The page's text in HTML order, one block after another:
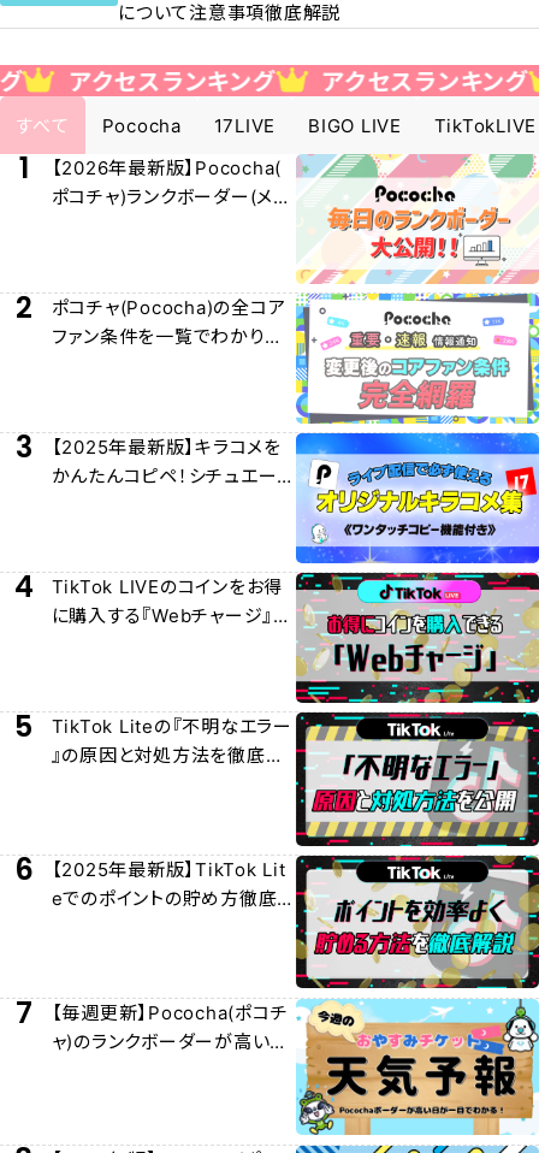
について注意事項徹底解説
スランキング アクセスランキング アクセ
すべて Pococha 17LIVE BIGO LIVE TikTokLIVE
1
【2026年最新版】Pococha(
ポコチャ)ランクボーダー(メー
2
ポコチャ(Pococha)の全コア
ファン条件を一覧でわかりや
3
【2025年最新版】キラコメを
かんたんコピペ！シチュエー
4
TikTok LIVEのコインをお得
に購入する『Webチャージ』に
5
TikTok Liteの『不明なエラー
』の原因と対処方法を徹底解
6
【2025年最新版】TikTok Lit
eでのポイントの貯め方徹底
7
【毎週更新】Pococha(ポコチ
ャ)のランクボーダーが高い日